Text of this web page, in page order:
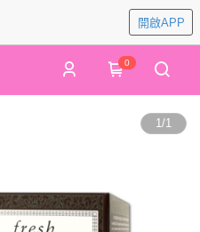
開啟APP
0
1/1